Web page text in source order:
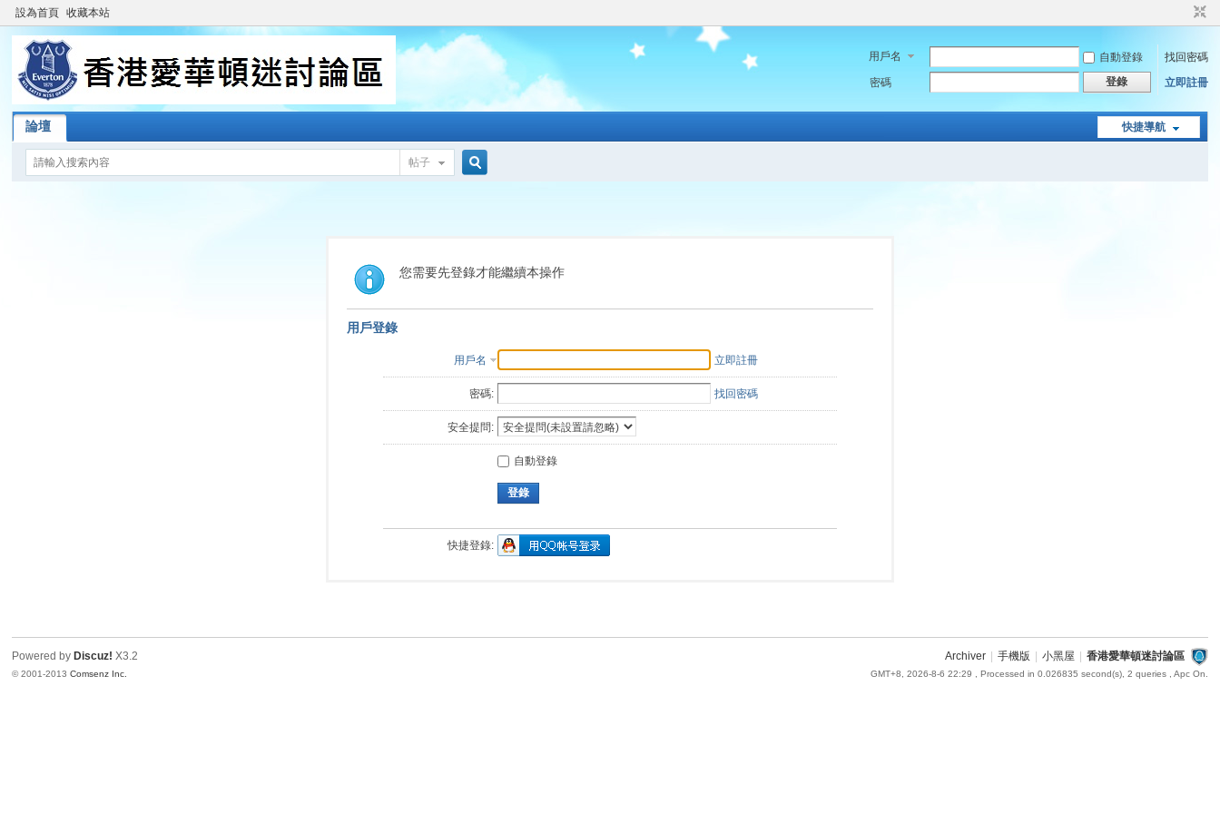
設為首頁 收藏本站
用戶名 自動登錄
找回密碼
密碼
登錄 立即註冊
快捷導航
論壇
帖子
索
您需要先登錄才能繼續本操作
用戶登錄
用戶名 立即註冊
密碼: 找回密碼
安全提問:
自動登錄
登錄
快捷登錄:
Archiver 手機版 小黑屋 香港愛華頓迷討論區
GMT+8, 2026-8-6 22:29 , Processed in 0.026835 second(s), 2 queries , Apc On.
Powered by Discuz! X3.2
© 2001-2013Comsenz Inc.